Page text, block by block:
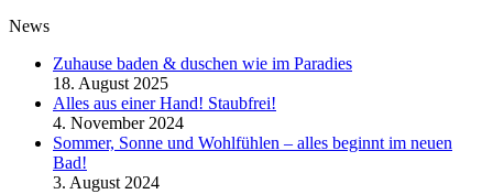
News
Zuhause baden & duschen wie im Paradies
18. August 2025
Alles aus einer Hand! Staubfrei!
4. November 2024
Sommer, Sonne und Wohlfühlen – alles beginnt im neuen
Bad!
3. August 2024